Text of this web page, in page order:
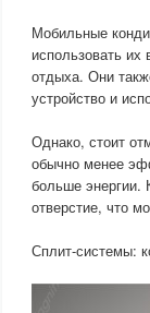
Мобильные
использовать
отдыха. Они
устройство и
Однако, стоит
обычно менее
больше энергии.
отверстие, что
Сплит-системы: